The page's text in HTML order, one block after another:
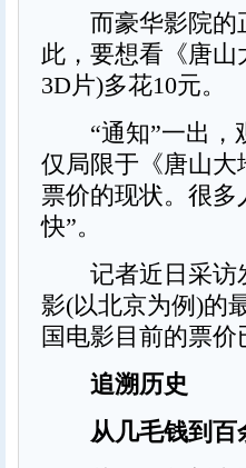
而豪华影院的
此，要想看《唐
3D片)多花10元。
“通知”一出，
仅局限于《唐山
票价的现状。很
快”。
记者近日采访发
影(以北京为例)的
国电影目前的票价
追溯历史
从几毛钱到百